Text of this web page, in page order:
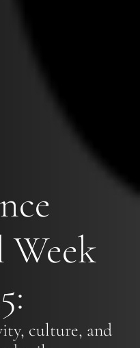
culture, and